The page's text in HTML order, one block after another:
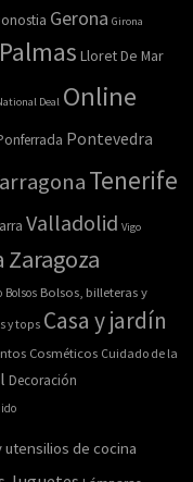
Gerona Girona
Lloret De Mar
Deal Online
Pontevedra
Tenerife
Valladolid Vigo
Zaragoza
Bolsos Bolsos, billeteras y
y tops Casa y jardín
Cosméticos Cuidado de la
Decoración
utensilios de cocina